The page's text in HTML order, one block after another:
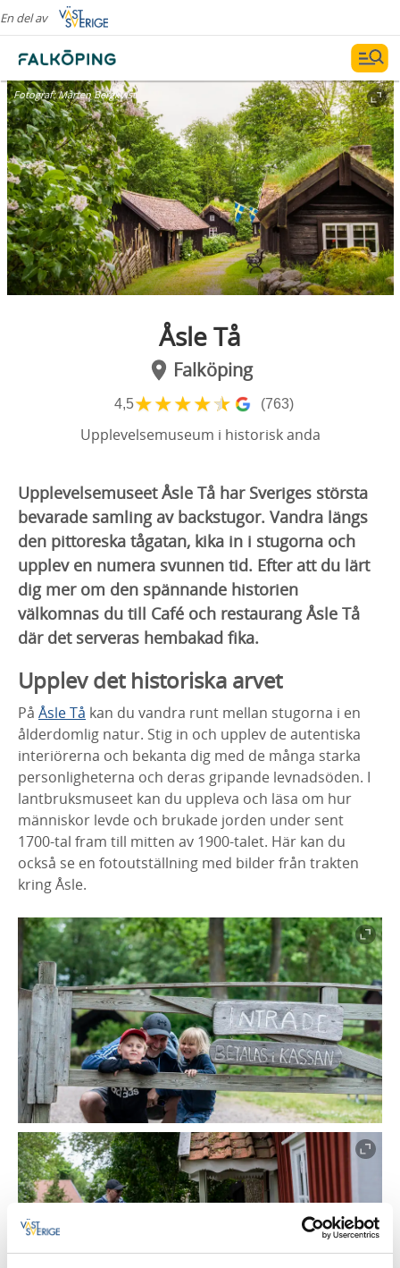
En del av
Fotograf:Mårten Bergkvist
Åsle Tå
Falköping
4,5★★★★★ (763)
Upplevelsemuseum i historisk anda
Upplevelsemuseet Åsle Tå har Sveriges största
bevarade samling av backstugor. Vandra längs
den pittoreska tågatan, kika in i stugorna och
upplev en numera svunnen tid. Efter att du lärt
dig mer om den spännande historien
välkomnas du till Café och restaurang Åsle Tå
där det serveras hembakad fika.
Upplev det historiska arvet
På Åsle Tå kan du vandra runt mellan stugorna i en
ålderdomlig natur. Stig in och upplev de autentiska
interiörerna och bekanta dig med de många starka
personligheterna och deras gripande levnadsöden. I
lantbruksmuseet kan du uppleva och läsa om hur
människor levde och brukade jorden under sent
1700-tal fram till mitten av 1900-talet. Här kan du
också se en fotoutställning med bilder från trakten
kring Åsle.